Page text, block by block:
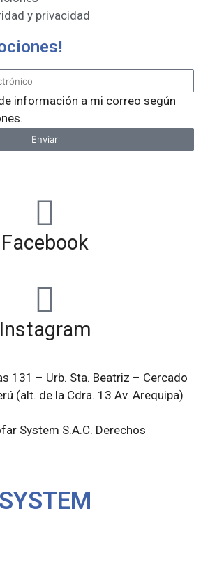
y privacidad
información a mi correo según
Enviar
Facebook
Instagram
131 – Urb. Sta. Beatriz – Cercado
(alt. de la Cdra. 13 Av. Arequipa)
System S.A.C. Derechos